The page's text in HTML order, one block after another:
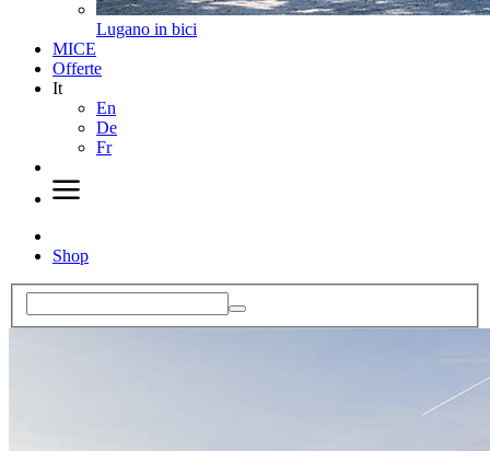
Lugano in bici
MICE
Offerte
It
En
De
Fr
Shop